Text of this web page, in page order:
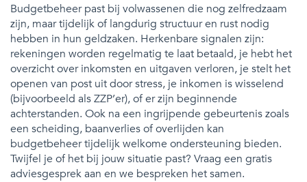
Budgetbeheer past bij volwassenen die nog zelfredzaam
zijn, maar tijdelijk of langdurig structuur en rust nodig
hebben in hun geldzaken. Herkenbare signalen zijn:
rekeningen worden regelmatig te laat betaald, je hebt het
overzicht over inkomsten en uitgaven verloren, je stelt het
openen van post uit door stress, je inkomen is wisselend
(bijvoorbeeld als ZZP’er), of er zijn beginnende
achterstanden. Ook na een ingrijpende gebeurtenis zoals
een scheiding, baanverlies of overlijden kan
budgetbeheer tijdelijk welkome ondersteuning bieden.
Twijfel je of het bij jouw situatie past? Vraag een gratis
adviesgesprek aan en we bespreken het samen.